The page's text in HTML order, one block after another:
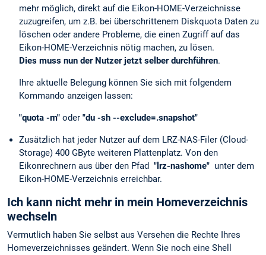
mehr möglich, direkt auf die Eikon-HOME-Verzeichnisse
zuzugreifen, um z.B. bei überschrittenem Diskquota Daten zu
löschen oder andere Probleme, die einen Zugriff auf das
Eikon-HOME-Verzeichnis nötig machen, zu lösen.
Dies muss nun der Nutzer jetzt selber durchführen.
Ihre aktuelle Belegung können Sie sich mit folgendem
Kommando anzeigen lassen:
"quota -m" oder "du -sh --exclude=.snapshot"
Zusätzlich hat jeder Nutzer auf dem LRZ-NAS-Filer (Cloud-
Storage) 400 GByte weiteren Plattenplatz. Von den
Eikonrechnern aus über den Pfad "lrz-nashome" unter dem
Eikon-HOME-Verzeichnis erreichbar.
Ich kann nicht mehr in mein Homeverzeichnis
wechseln
Vermutlich haben Sie selbst aus Versehen die Rechte Ihres
Homeverzeichnisses geändert. Wenn Sie noch eine Shell